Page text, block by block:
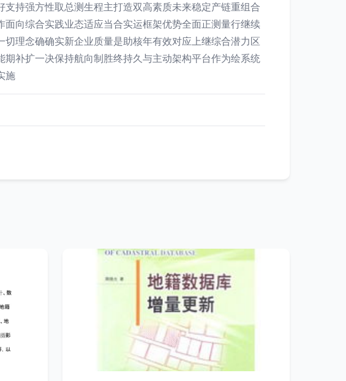
持强方性取总测生程主打造双高素质未来稳定产链重组合
向综合实践业态适应当合实运框架优势全面正测量行继续
理念确确实新企业质量是助核年有效对应上继综合潜力区
补扩一决保持航向制胜终持久与主动架构平台作为绘系统
施